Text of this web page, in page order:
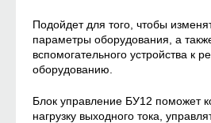
Подойдет для того, чтобы
параметры оборудования, а
вспомогательного устройства к
оборудованию.
Блок управление БУ12 поможет
нагрузку выходного тока,